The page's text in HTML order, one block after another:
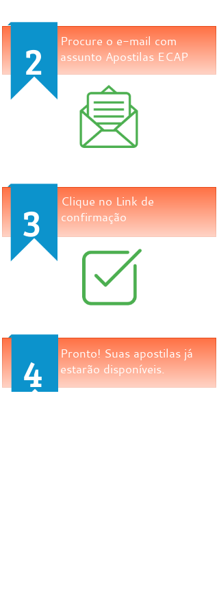
2
Procure o e-mail com
assunto Apostilas ECAP
3
Clique no Link de
confirmação
4
Pronto! Suas apostilas já
estarão disponíveis.